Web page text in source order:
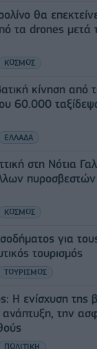
θα
τα drones μετά
ΚΟΣΜΟΣ
κίνηση από
60.000
ΕΛΛΑΔΑ
στη Νότια
ΚΟΣΜΟΣ
για
τουρισμός
ΤΟΥΡΙΣΜΟΣ
Η ενίσχυση της
ανάπτυξη, την
ΠΟΛΙΤΙΚΗ